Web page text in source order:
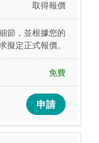
取得報價
節，並根據您的
擬定正式報價。
免費
申請